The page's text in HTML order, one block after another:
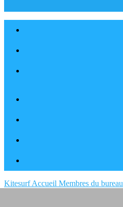
Kitesurf Accueil Membres du bureau